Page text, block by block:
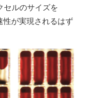
セルのサイズを
性が実現されるはず